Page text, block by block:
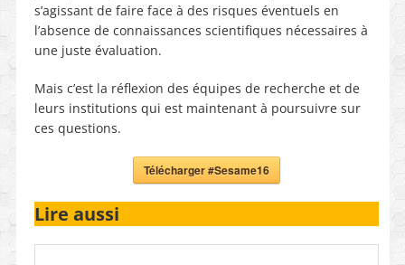
s’agissant de faire face à des risques éventuels en
l’absence de connaissances scientifiques nécessaires à
une juste évaluation.
Mais c’est la réflexion des équipes de recherche et de
leurs institutions qui est maintenant à poursuivre sur
ces questions.
Télécharger #Sesame16
Lire aussi